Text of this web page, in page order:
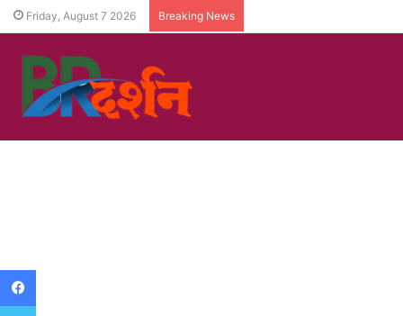
Friday, August 7 2026 Breaking News